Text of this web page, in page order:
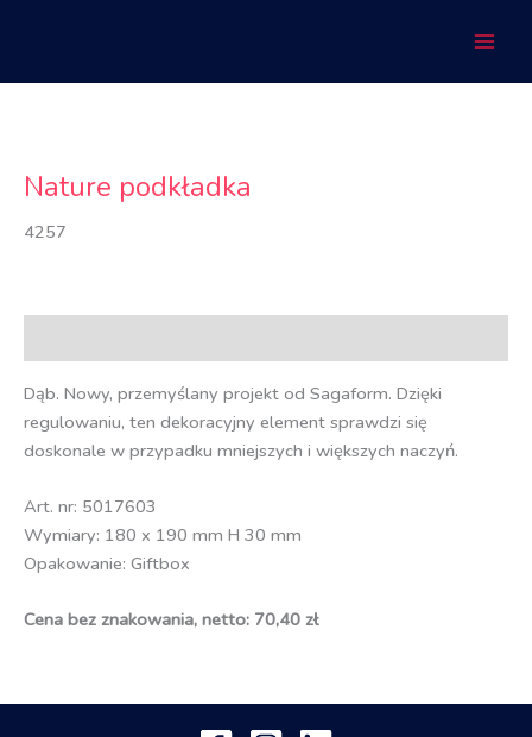
Nature podkładka
4257
Dąb. Nowy, przemyślany projekt od Sagaform. Dzięki
regulowaniu, ten dekoracyjny element sprawdzi się
doskonale w przypadku mniejszych i większych naczyń.
Art. nr: 5017603
Wymiary: 180 x 190 mm H 30 mm
Opakowanie: Giftbox
Cena bez znakowania, netto: 70,40 zł